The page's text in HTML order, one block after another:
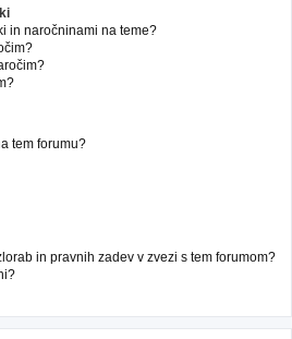
in naročninami na teme?
tem forumu?
in pravnih zadev v zvezi s tem forumom?